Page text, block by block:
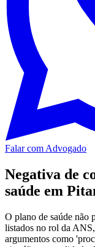
Falar com Advogado
Negativa de
saúde em
O plano de saúde não
listados no rol da
argumentos como